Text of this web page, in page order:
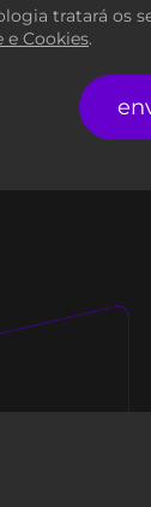
tratará os
e Cookies.